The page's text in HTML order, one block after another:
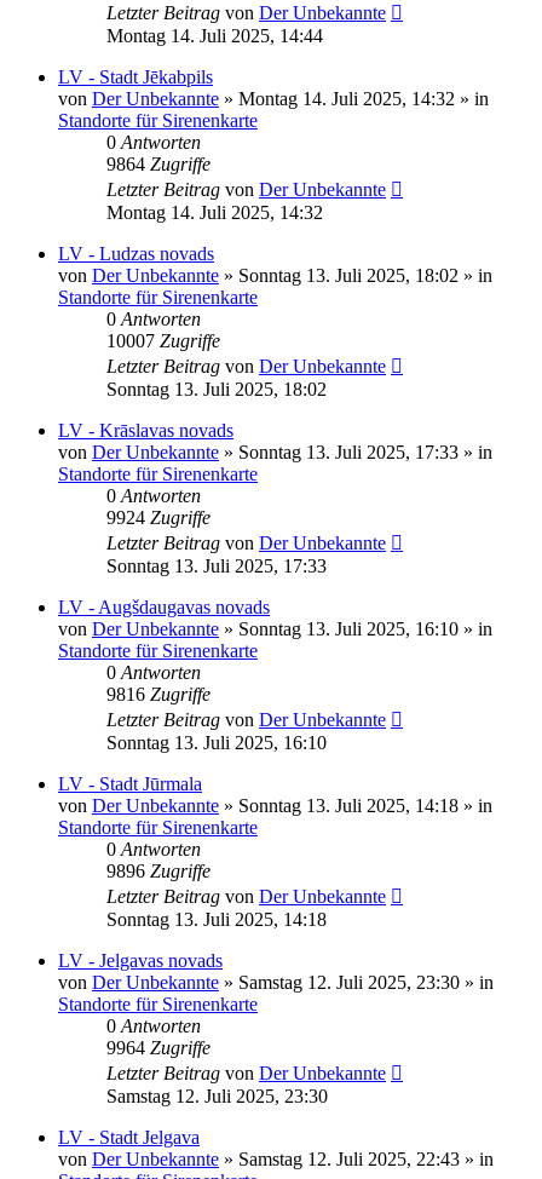
Letzter Beitrag von Der Unbekannte
Montag 14. Juli 2025, 14:44
LV - Stadt Jēkabpils
von Der Unbekannte » Montag 14. Juli 2025, 14:32 » in
Standorte für Sirenenkarte
0 Antworten
9864 Zugriffe
Letzter Beitrag von Der Unbekannte
Montag 14. Juli 2025, 14:32
LV - Ludzas novads
von Der Unbekannte » Sonntag 13. Juli 2025, 18:02 » in
Standorte für Sirenenkarte
0 Antworten
10007 Zugriffe
Letzter Beitrag von Der Unbekannte
Sonntag 13. Juli 2025, 18:02
LV - Krāslavas novads
von Der Unbekannte » Sonntag 13. Juli 2025, 17:33 » in
Standorte für Sirenenkarte
0 Antworten
9924 Zugriffe
Letzter Beitrag von Der Unbekannte
Sonntag 13. Juli 2025, 17:33
LV - Augšdaugavas novads
von Der Unbekannte » Sonntag 13. Juli 2025, 16:10 » in
Standorte für Sirenenkarte
0 Antworten
9816 Zugriffe
Letzter Beitrag von Der Unbekannte
Sonntag 13. Juli 2025, 16:10
LV - Stadt Jūrmala
von Der Unbekannte » Sonntag 13. Juli 2025, 14:18 » in
Standorte für Sirenenkarte
0 Antworten
9896 Zugriffe
Letzter Beitrag von Der Unbekannte
Sonntag 13. Juli 2025, 14:18
LV - Jelgavas novads
von Der Unbekannte » Samstag 12. Juli 2025, 23:30 » in
Standorte für Sirenenkarte
0 Antworten
9964 Zugriffe
Letzter Beitrag von Der Unbekannte
Samstag 12. Juli 2025, 23:30
LV - Stadt Jelgava
von Der Unbekannte » Samstag 12. Juli 2025, 22:43 » in